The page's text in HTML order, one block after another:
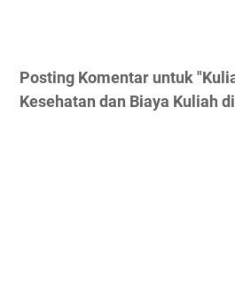
Posting Komentar untuk
Kesehatan dan Biaya Kuliah